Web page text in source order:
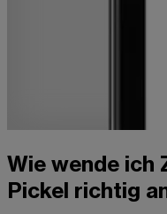
Wie wende ich
Pickel richtig